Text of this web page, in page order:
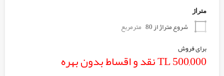
متراژ
شروع متراژ از 80
مترمربع
برای فروش
TL 500,000 نقد و اقساط بدون بهره